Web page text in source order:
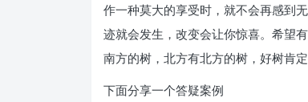
作一种莫大的享受时，就不会再感到
迹就会发生，改变会让你惊喜。希望
南方的树，北方有北方的树，好树肯
下面分享一个答疑案例